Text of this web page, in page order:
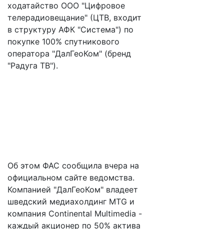
ходатайство ООО "Цифровое
телерадиовещание" (ЦТВ, входит
в структуру АФК "Система") по
покупке 100% спутникового
оператора "ДалГеоКом" (бренд
"Радуга ТВ").
Об этом ФАС сообщила вчера на
официальном сайте ведомства.
Компанией "ДалГеоКом" владеет
шведский медиахолдинг MTG и
компания Continental Multimedia -
каждый акционер по 50% актива